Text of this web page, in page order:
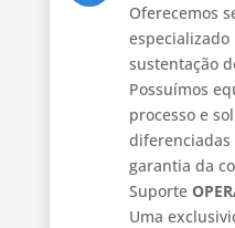
Oferecemos
especializado
sustentação
Possuímos
processo e
garantia da
Suporte
Uma